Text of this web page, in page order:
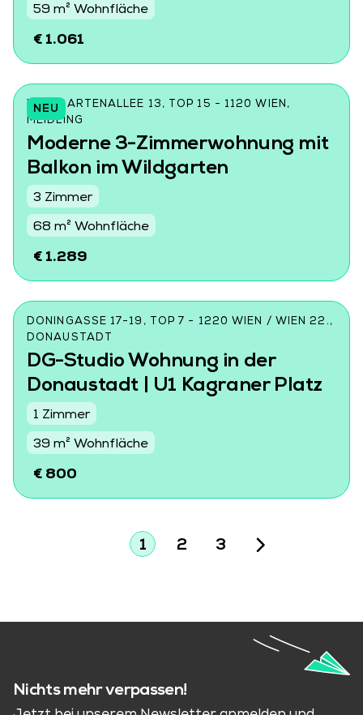
59 m² Wohnfläche
€ 1.061
NEU
WILDGARTENALLEE 13, TOP 15 - 1120 WIEN,
MEIDLING
Moderne 3-Zimmerwohnung mit
Balkon im Wildgarten
3 Zimmer
68 m² Wohnfläche
€ 1.289
DONINGASSE 17-19, TOP 7 - 1220 WIEN / WIEN 22.,
DONAUSTADT
DG-Studio Wohnung in der
Donaustadt | U1 Kagraner Platz
1 Zimmer
39 m² Wohnfläche
€ 800
1 2 3
Nichts mehr verpassen!